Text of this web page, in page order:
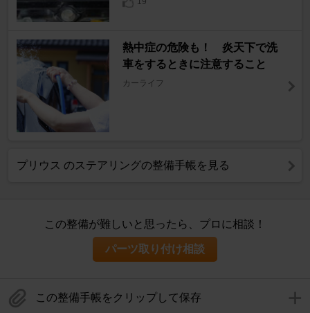
熱中症の危険も！ 炎天下で洗
車をするときに注意すること
カーライフ
プリウス のステアリングの整備手帳を見る
この整備が難しいと思ったら、プロに相談！
パーツ取り付け相談
この整備手帳をクリップして保存